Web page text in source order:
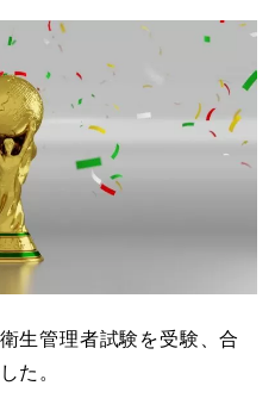
生管理者試験を受験、合
た。